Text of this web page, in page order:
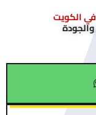
في الكويت